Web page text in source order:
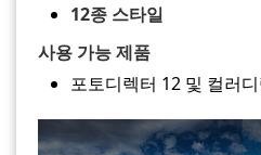
12종 스타일
사용 가능 제품
포토디렉터 12 및 컬러